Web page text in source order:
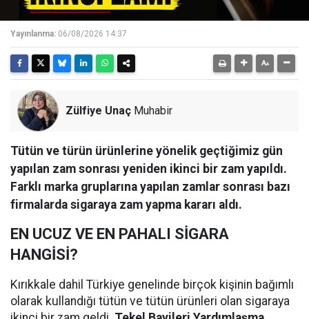
Yayınlanma: 06/08/2026 14:37
Zülfiye Unaç Muhabir
Tütün ve türün ürünlerine yönelik geçtiğimiz gün
yapılan zam sonrası yeniden ikinci bir zam yapıldı.
Farklı marka gruplarına yapılan zamlar sonrası bazı
firmalarda sigaraya zam yapma kararı aldı.
EN UCUZ VE EN PAHALI SİGARA
HANGİSİ?
Kırıkkale dahil Türkiye genelinde birçok kişinin bağımlı
olarak kullandığı tütün ve tütün ürünleri olan sigaraya